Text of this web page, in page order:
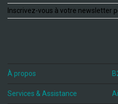
Inscrivez-vous à votre newsletter
À propos
Services & Assistance